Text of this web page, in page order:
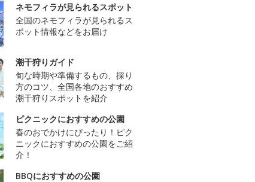
ネモフィラが見られるスポット
全国のネモフィラが見られるス
ポット情報などをお届け
潮干狩りガイド
旬な時期や準備するもの、採り
方のコツ、全国各地のおすすめ
潮干狩りスポットを紹介
ピクニックにおすすめの公園
春のおでかけにぴったり！ピク
ニックにおすすめの公園をご紹
介！
BBQにおすすめの公園